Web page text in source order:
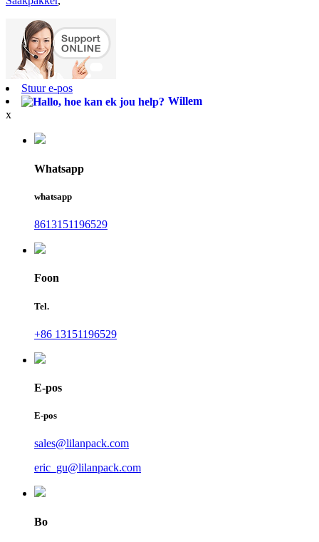
Stuur e-pos
Willem
x
Whatsapp
whatsapp
8613151196529
Foon
Tel.
+86 13151196529
E-pos
E-pos
sales@lilanpack.com
eric_gu@lilanpack.com
Bo